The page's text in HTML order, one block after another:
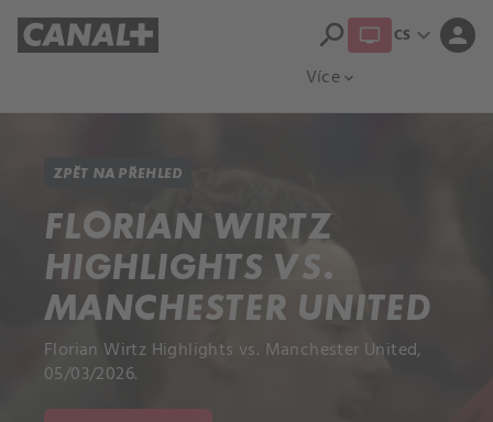
Více expand_more
search CS expand_more person
ZPĚT NA PŘEHLED
FLORIAN WIRTZ
HIGHLIGHTS VS.
MANCHESTER UNITED
Florian Wirtz Highlights vs. Manchester United,
05/03/2026.